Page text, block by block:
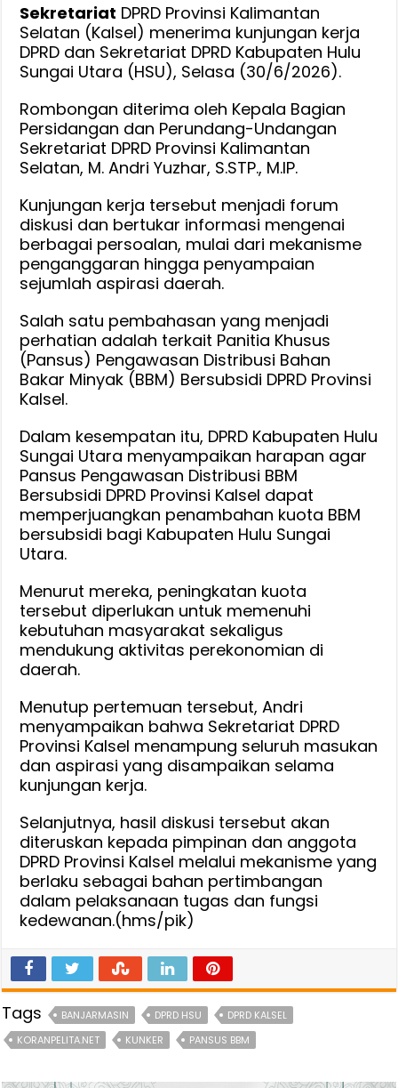
Terima
Kunjungan
Kerja
HSU
Pelejari
Pansus
BBM
Sekretariat DPRD Provinsi Kalimantan
Selatan (Kalsel) menerima kunjungan kerja
DPRD dan Sekretariat DPRD Kabupaten Hulu
Sungai Utara (HSU), Selasa (30/6/2026).
Rombongan diterima oleh Kepala Bagian
Persidangan dan Perundang-Undangan
Sekretariat DPRD Provinsi Kalimantan
Selatan, M. Andri Yuzhar, S.STP., M.IP.
Kunjungan kerja tersebut menjadi forum
diskusi dan bertukar informasi mengenai
berbagai persoalan, mulai dari mekanisme
penganggaran hingga penyampaian
sejumlah aspirasi daerah.
Salah satu pembahasan yang menjadi
perhatian adalah terkait Panitia Khusus
(Pansus) Pengawasan Distribusi Bahan
Bakar Minyak (BBM) Bersubsidi DPRD Provinsi
Kalsel.
Dalam kesempatan itu, DPRD Kabupaten Hulu
Sungai Utara menyampaikan harapan agar
Pansus Pengawasan Distribusi BBM
Bersubsidi DPRD Provinsi Kalsel dapat
memperjuangkan penambahan kuota BBM
bersubsidi bagi Kabupaten Hulu Sungai
Utara.
Menurut mereka, peningkatan kuota
tersebut diperlukan untuk memenuhi
kebutuhan masyarakat sekaligus
mendukung aktivitas perekonomian di
daerah.
Menutup pertemuan tersebut, Andri
menyampaikan bahwa Sekretariat DPRD
Provinsi Kalsel menampung seluruh masukan
dan aspirasi yang disampaikan selama
kunjungan kerja.
Selanjutnya, hasil diskusi tersebut akan
diteruskan kepada pimpinan dan anggota
DPRD Provinsi Kalsel melalui mekanisme yang
berlaku sebagai bahan pertimbangan
dalam pelaksanaan tugas dan fungsi
kedewanan.(hms/pik)
Tags BANJARMASIN DPRD HSU
DPRD KALSEL
KORANPELITA.NET
KUNKER PANSUS BBM